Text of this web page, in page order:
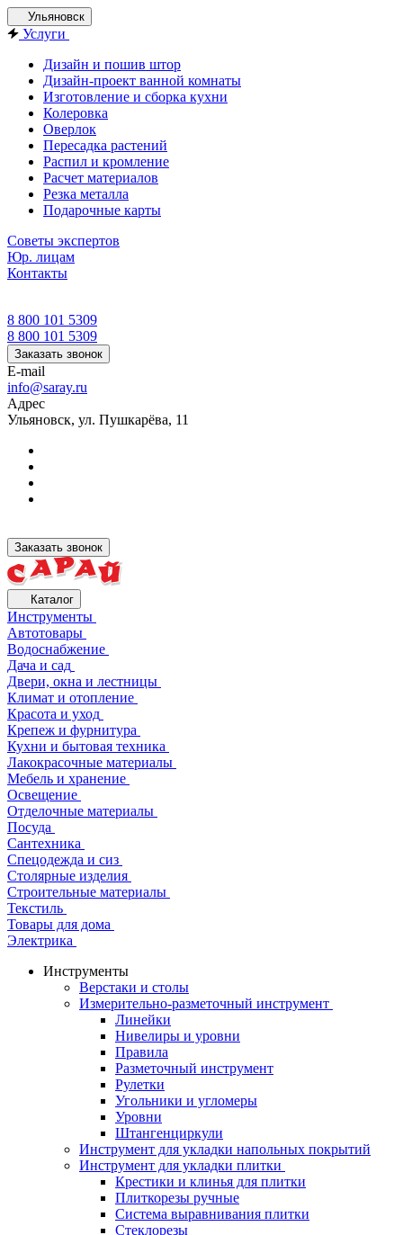
Ульяновск
Услуги
Дизайн и пошив штор
Дизайн-проект ванной комнаты
Изготовление и сборка кухни
Колеровка
Оверлок
Пересадка растений
Распил и кромление
Расчет материалов
Резка металла
Подарочные карты
Советы экспертов
Юр. лицам
Контакты
8 800 101 5309
8 800 101 5309
Заказать звонок
E-mail
info@saray.ru
Адрес
Ульяновск, ул. Пушкарёва, 11
Заказать звонок
Каталог
Инструменты
Автотовары
Водоснабжение
Дача и сад
Двери, окна и лестницы
Климат и отопление
Красота и уход
Крепеж и фурнитура
Кухни и бытовая техника
Лакокрасочные материалы
Мебель и хранение
Освещение
Отделочные материалы
Посуда
Сантехника
Спецодежда и сиз
Столярные изделия
Строительные материалы
Текстиль
Товары для дома
Электрика
Инструменты
Верстаки и столы
Измерительно-разметочный инструмент
Линейки
Нивелиры и уровни
Правила
Разметочный инструмент
Рулетки
Угольники и угломеры
Уровни
Штангенциркули
Инструмент для укладки напольных покрытий
Инструмент для укладки плитки
Крестики и клинья для плитки
Плиткорезы ручные
Система выравнивания плитки
Стеклорезы